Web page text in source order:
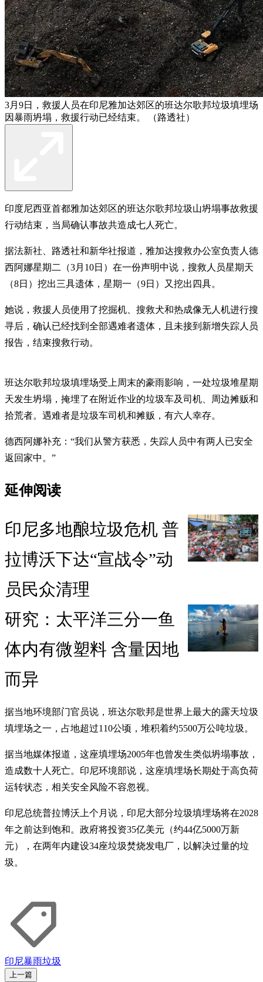
3月9日，救援人员在印尼雅加达郊区的班达尔歌邦垃圾填埋场
因暴雨坍塌，救援行动已经结束。 （路透社）
印度尼西亚首都雅加达郊区的班达尔歌邦垃圾山坍塌事故救援
行动结束，当局确认事故共造成七人死亡。
据法新社、路透社和新华社报道，雅加达搜救办公室负责人德
西阿娜星期二（3月10日）在一份声明中说，搜救人员星期天
（8日）挖出三具遗体，星期一（9日）又挖出四具。
她说，救援人员使用了挖掘机、搜救犬和热成像无人机进行搜
寻后，确认已经找到全部遇难者遗体，且未接到新增失踪人员
报告，结束搜救行动。
班达尔歌邦垃圾填埋场受上周末的豪雨影响，一处垃圾堆星期
天发生坍塌，掩埋了在附近作业的垃圾车及司机、周边摊贩和
拾荒者。遇难者是垃圾车司机和摊贩，有六人幸存。
德西阿娜补充：“我们从警方获悉，失踪人员中有两人已安全
返回家中。”
延伸阅读
印尼多地酿垃圾危机 普
拉博沃下达“宣战令”动
员民众清理
研究：太平洋三分一鱼
体内有微塑料 含量因地
而异
据当地环境部门官员说，班达尔歌邦是世界上最大的露天垃圾
填埋场之一，占地超过110公顷，堆积着约5500万公吨垃圾。
据当地媒体报道，这座填埋场2005年也曾发生类似坍塌事故，
造成数十人死亡。印尼环境部说，这座填埋场长期处于高负荷
运转状态，相关安全风险不容忽视。
印尼总统普拉博沃上个月说，印尼大部分垃圾填埋场将在2028
年之前达到饱和。政府将投资35亿美元（约44亿5000万新
元），在两年内建设34座垃圾焚烧发电厂，以解决过量的垃
圾。
印尼暴雨垃圾
上一篇